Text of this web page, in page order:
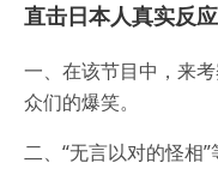
直击日本人真实反应
一、在该节目中，来
众们的爆笑。
二、“无言以对的怪相